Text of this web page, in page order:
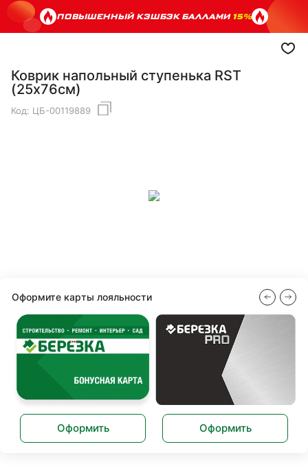
ПОВЫШЕННЫЙ КЭШБЭК БАЛЛАМИ15%
Коврик напольный ступенька RST
(25х76см)
Код: ЦБ-00119889
Оформите карты лояльности
Оформить Оформить